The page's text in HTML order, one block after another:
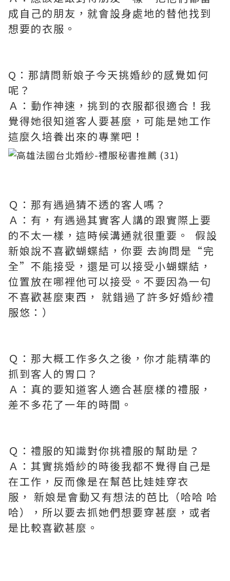
成自己的朋友，就會設身處地的替他找到
想要的衣服。
Q：那請問新娘子今天挑婚紗的感覺如何
呢？
Ａ：動作神速，挑到的衣服都很適合！我
覺得她很知道客人要甚麼，可能是她工作
這麼久培養出來的專業吧！
Ｑ：那有遇過猜不透的客人嗎？
Ａ：有，有遇過其實客人講的跟實際上要
的不太一樣，這時候溝通就很重要。 假設
新娘說不喜歡蝴蝶結，你要 去詢問是“完
全”不能接受，還是可以接受小蝴蝶結，
位置放在哪裡他可以接受。不要因為一句
不喜歡甚麼東西， 就錯過了許多好婚紗禮
服悠：）
Ｑ：那大概工作多久之後，你才能精準的
抓到客人的胃口？
Ａ：真的要知道客人適合甚麼樣的禮服，
差不多花了一年的時間。
Ｑ：禮服的知識對你挑禮服的幫助是？
Ａ：其實挑婚紗的時後我都不覺得自己是
在工作，反而像是在幫芭比娃娃穿衣
服， 新娘是會動又有想法的芭比（哈哈 哈
哈），所以要去抓她們想要穿甚麼，或者
是比較喜歡甚麼。